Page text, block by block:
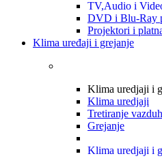
TV,Audio i
DVD i Blu-Ray
Projektori i
Klima uređaji i grejanje
Klima uredjaji i
Klima uredjaji
Tretiranje
Grejanje
Klima uredjaji i